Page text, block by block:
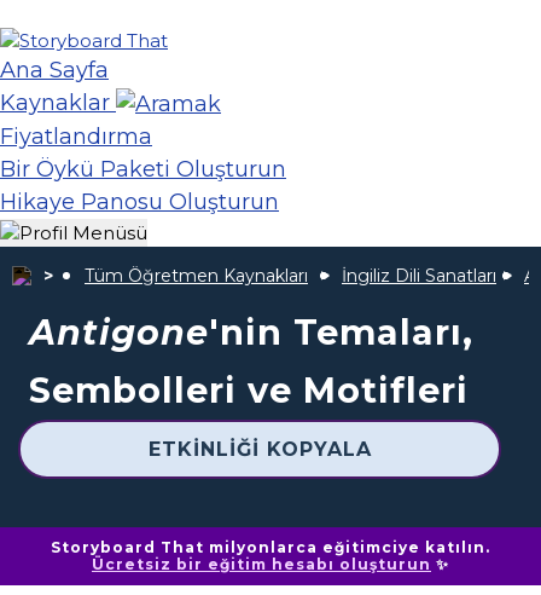
Ana Sayfa
Kaynaklar
Fiyatlandırma
Bir Öykü Paketi Oluşturun
Hikaye Panosu Oluşturun
Tüm Öğretmen Kaynakları İngiliz Dili Sanatları
Antigone'nin Temaları,
Sembolleri ve Motifleri
ETKINLIĞI KOPYALA
Storyboard That milyonlarca eğitimciye katılın.
Ücretsiz bir eğitim hesabı oluşturun ✨